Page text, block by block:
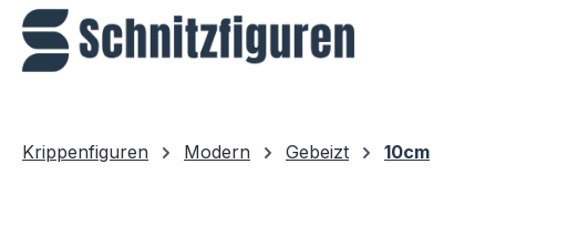
Hauptinhalt springen
Zur Suche springen
Zur Hauptnavigation springen
Krippenfiguren Modern Gebeizt 10cm